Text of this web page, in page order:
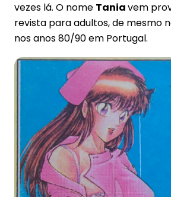
vezes lá. O nome Taniavem
revista para adultos, de mesmo
nos anos 80/90 em Portugal.